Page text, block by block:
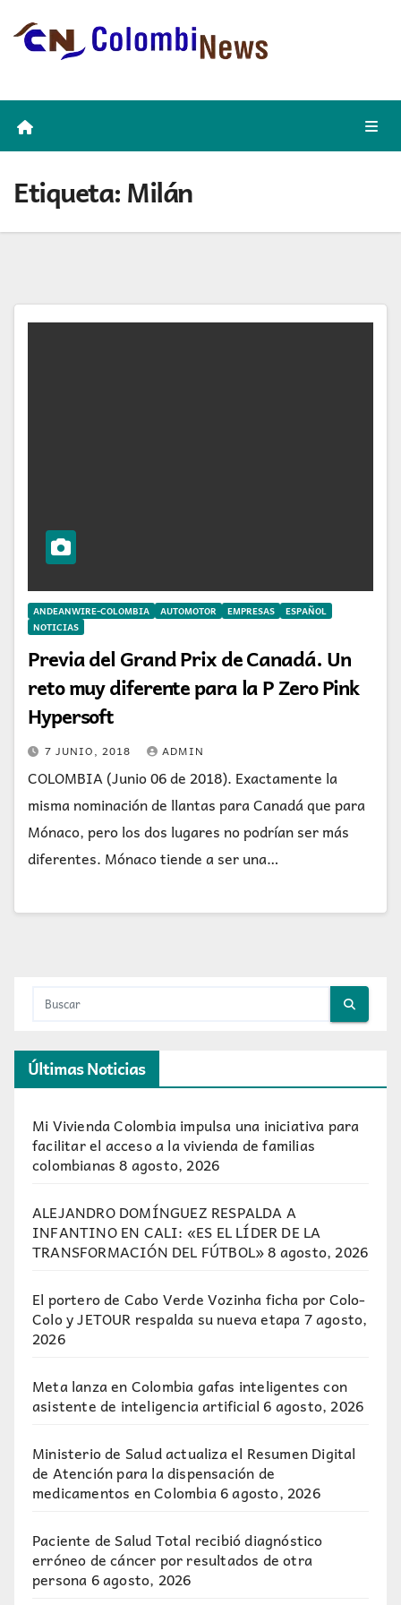
Etiqueta:Milán
ANDEANWIRE-COLOMBIA AUTOMOTOR EMPRESAS
ESPAÑOL
NOTICIAS
Previa del Grand Prix de Canadá. Un
reto muy diferente para la P Zero Pink
Hypersoft
7 JUNIO, 2018 ADMIN
COLOMBIA (Junio 06 de 2018). Exactamente la
misma nominación de llantas para Canadá que para
Mónaco, pero los dos lugares no podrían ser más
diferentes. Mónaco tiende a ser una…
Últimas Noticias
Mi Vivienda Colombia impulsa una iniciativa para
facilitar el acceso a la vivienda de familias
colombianas 8 agosto, 2026
ALEJANDRO DOMÍNGUEZ RESPALDA A
INFANTINO EN CALI: «ES EL LÍDER DE LA
TRANSFORMACIÓN DEL FÚTBOL»8 agosto, 2026
El portero de Cabo Verde Vozinha ficha por Colo-
Colo y JETOUR respalda su nueva etapa7 agosto,
2026
Meta lanza en Colombia gafas inteligentes con
asistente de inteligencia artificial 6 agosto, 2026
Ministerio de Salud actualiza el Resumen Digital
de Atención para la dispensación de
medicamentos en Colombia6 agosto, 2026
Paciente de Salud Total recibió diagnóstico
erróneo de cáncer por resultados de otra
persona6 agosto, 2026